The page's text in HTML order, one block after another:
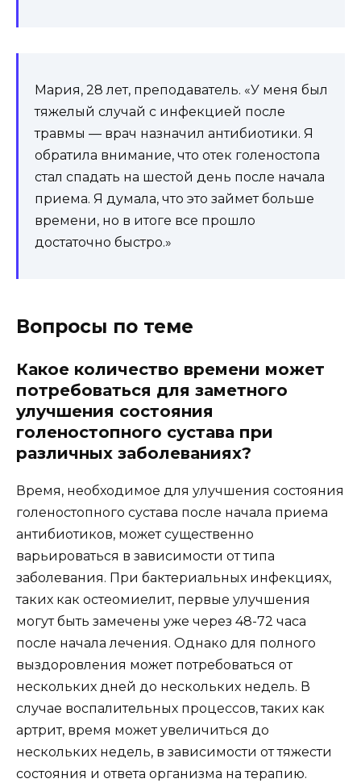
Мария, 28 лет, преподаватель. «У меня был
тяжелый случай с инфекцией после
травмы — врач назначил антибиотики. Я
обратила внимание, что отек голеностопа
стал спадать на шестой день после начала
приема. Я думала, что это займет больше
времени, но в итоге все прошло
достаточно быстро.»
Вопросы по теме
Какое количество времени может
потребоваться для заметного
улучшения состояния
голеностопного сустава при
различных заболеваниях?
Время, необходимое для улучшения состояния
голеностопного сустава после начала приема
антибиотиков, может существенно
варьироваться в зависимости от типа
заболевания. При бактериальных инфекциях,
таких как остеомиелит, первые улучшения
могут быть замечены уже через 48-72 часа
после начала лечения. Однако для полного
выздоровления может потребоваться от
нескольких дней до нескольких недель. В
случае воспалительных процессов, таких как
артрит, время может увеличиться до
нескольких недель, в зависимости от тяжести
состояния и ответа организма на терапию.